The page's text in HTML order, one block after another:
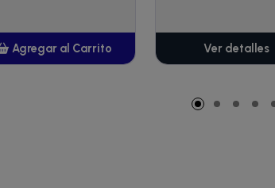
Agregar al Carrito Ver detalles